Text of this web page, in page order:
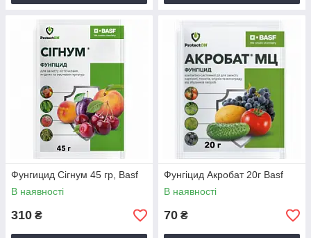
Фунгицид Сігнум 45 гр, Basf
В наявності
310 ₴
Фунгіцид Акробат 20г Basf
В наявності
70 ₴